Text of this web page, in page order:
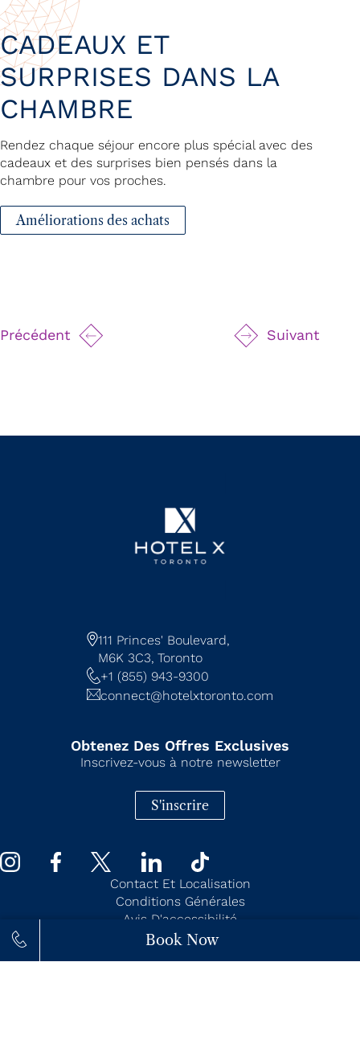
CADEAUX ET
SURPRISES DANS LA
CHAMBRE
Rendez chaque séjour encore plus spécial avec des
cadeaux et des surprises bien pensés dans la
chambre pour vos proches.
Améliorations des achats
Précédent Suivant
111 Princes' Boulevard,
M6K 3C3, Toronto
+1 (855) 943-9300
connect@hotelxtoronto.com
Obtenez Des Offres Exclusives
Inscrivez-vous à notre newsletter
S'inscrire
Contact Et Localisation
Conditions Générales
Avis D'accessibilité
Politique De Confidentialité
Book Now